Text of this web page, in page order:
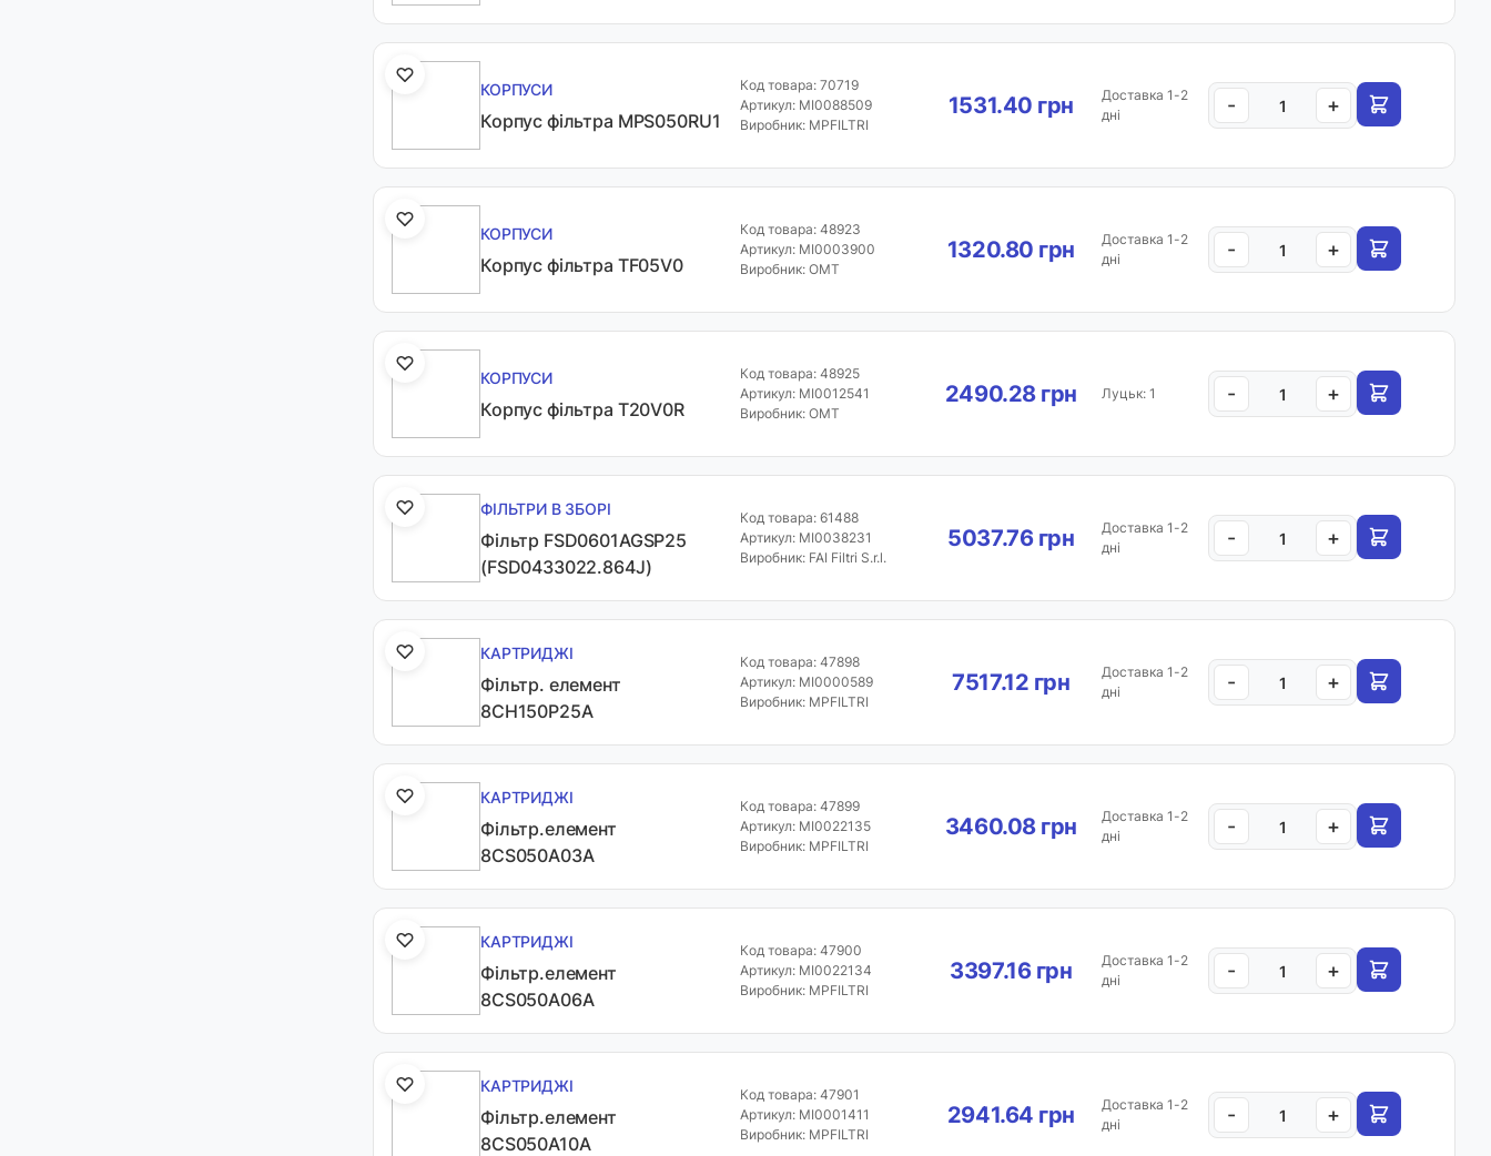
КОРПУСИ
Корпус фільтра MPS050RU1
Код товара: 70719
Артикул: MI0088509
Виробник: MPFILTRI
1531.40 грн
Доставка 1-2
дні
- +
КОРПУСИ
Корпус фільтра TF05V0
Код товара: 48923
Артикул: MI0003900
Виробник: OMT
1320.80 грн
Доставка 1-2
дні
- +
КОРПУСИ
Корпус фільтра Т20V0R
Код товара: 48925
Артикул: MI0012541
Виробник: OMT
2490.28 грн Луцьк: 1 - +
ФІЛЬТРИ В ЗБОРІ
Фільтр FSD0601AGSP25
(FSD0433022.864J)
Код товара: 61488
Артикул: MI0038231
Виробник: FAI Filtri S.r.l.
5037.76 грн
Доставка 1-2
дні
- +
КАРТРИДЖІ
Фільтр. елемент
8CH150P25A
Код товара: 47898
Артикул: MI0000589
Виробник: MPFILTRI
7517.12 грн
Доставка 1-2
дні
- +
КАРТРИДЖІ
Фільтр.елемент
8CS050A03A
Код товара: 47899
Артикул: MI0022135
Виробник: MPFILTRI
3460.08 грн
Доставка 1-2
дні
- +
КАРТРИДЖІ
Фільтр.елемент
8CS050A06A
Код товара: 47900
Артикул: MI0022134
Виробник: MPFILTRI
3397.16 грн
Доставка 1-2
дні
- +
КАРТРИДЖІ
Фільтр.елемент
8CS050A10A
Код товара: 47901
Артикул: MI0001411
Виробник: MPFILTRI
2941.64 грн
Доставка 1-2
дні
- +